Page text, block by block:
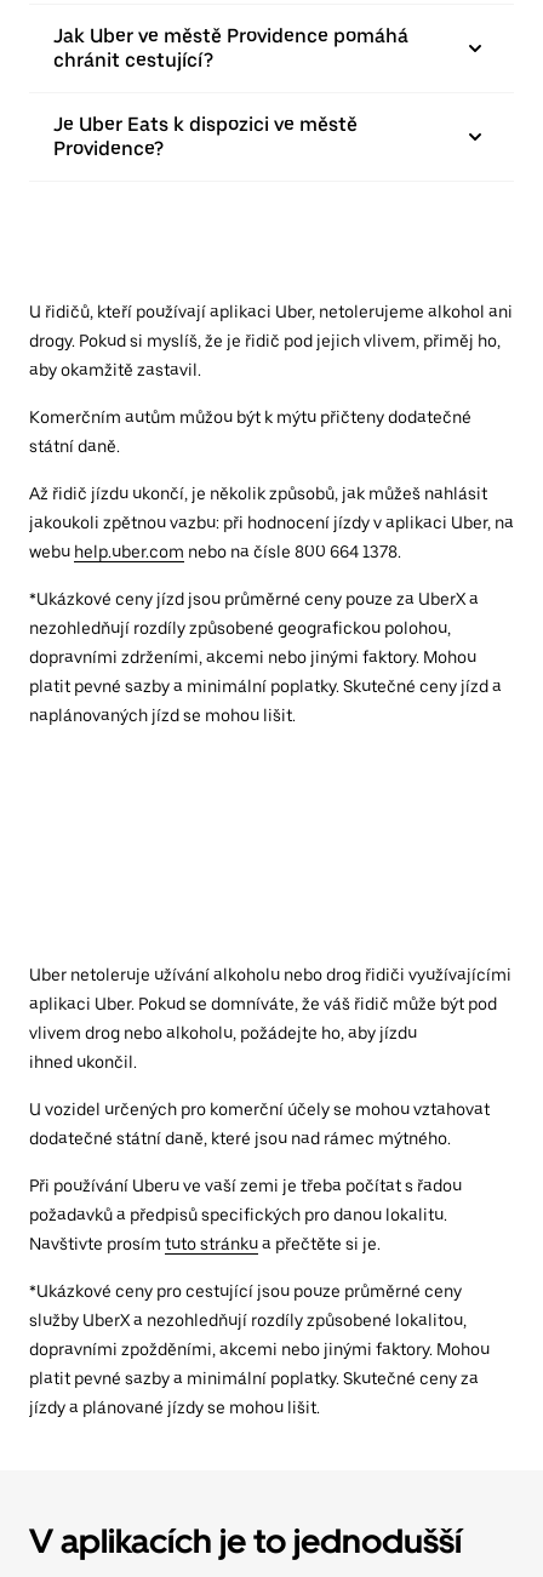
Jak Uber ve městě Providence pomáhá
chránit cestující?
Je Uber Eats k dispozici ve městě
Providence?
U řidičů, kteří používají aplikaci Uber, netolerujeme alkohol ani
drogy. Pokud si myslíš, že je řidič pod jejich vlivem, přiměj ho,
aby okamžitě zastavil.
Komerčním autům můžou být k mýtu přičteny dodatečné
státní daně.
Až řidič jízdu ukončí, je několik způsobů, jak můžeš nahlásit
jakoukoli zpětnou vazbu: při hodnocení jízdy v aplikaci Uber, na
webu help.uber.com nebo na čísle 800 664 1378.
*Ukázkové ceny jízd jsou průměrné ceny pouze za UberX a
nezohledňují rozdíly způsobené geografickou polohou,
dopravními zdrženími, akcemi nebo jinými faktory. Mohou
platit pevné sazby a minimální poplatky. Skutečné ceny jízd a
naplánovaných jízd se mohou lišit.
Uber netoleruje užívání alkoholu nebo drog řidiči využívajícími
aplikaci Uber. Pokud se domníváte, že váš řidič může být pod
vlivem drog nebo alkoholu, požádejte ho, aby jízdu
ihned ukončil.
U vozidel určených pro komerční účely se mohou vztahovat
dodatečné státní daně, které jsou nad rámec mýtného.
Při používání Uberu ve vaší zemi je třeba počítat s řadou
požadavků a předpisů specifických pro danou lokalitu.
Navštivte prosím tuto stránkua přečtěte si je.
*Ukázkové ceny pro cestující jsou pouze průměrné ceny
služby UberX a nezohledňují rozdíly způsobené lokalitou,
dopravními zpožděními, akcemi nebo jinými faktory. Mohou
platit pevné sazby a minimální poplatky. Skutečné ceny za
jízdy a plánované jízdy se mohou lišit.
V aplikacích je to jednodušší